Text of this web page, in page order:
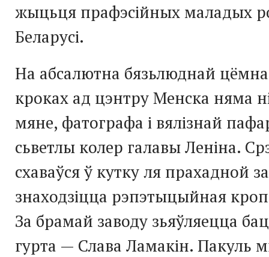
жыцьця прафэсійных маладых
Беларусі.
На абсалютна бязьлюднай
кроках ад цэнтру Менска няма
мяне, фатографа і вялізнай
сьветлы колер галавы Леніна.
схаваўся ў кутку ля прахадной
знаходзіцца рэпэтыцыйная
За брамай заводу зьяўляецца
гурта — Слава Ламакін. Пакуль